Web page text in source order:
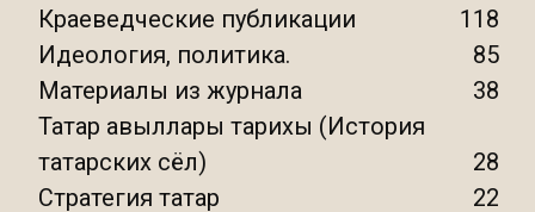
Краеведческие публикации
118
Идеология, политика.
85
Материалы из журнала
38
Татар авыллары тарихы (История
татарских сёл)
28
Стратегия татар
22